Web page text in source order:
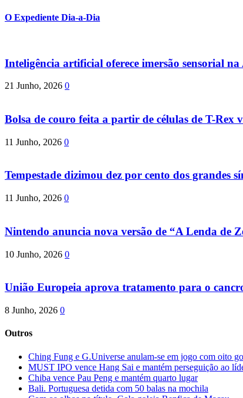
O Expediente Dia-a-Dia
Inteligência artificial oferece imersão sensorial na
21 Junho, 2026 0
Bolsa de couro feita a partir de células de T-Rex
11 Junho, 2026 0
Tempestade dizimou dez por cento dos grandes
11 Junho, 2026 0
Nintendo anuncia nova versão de “A Lenda de
10 Junho, 2026 0
União Europeia aprova tratamento para o
8 Junho, 2026 0
Outros
Ching Fung e G.Universe anulam-se em jogo com oito
MUST IPO vence Hang Sai e mantém perseguição ao
Chiba vence Pau Peng e mantém quarto lugar
Bali. Portuguesa detida com 50 balas na mochila